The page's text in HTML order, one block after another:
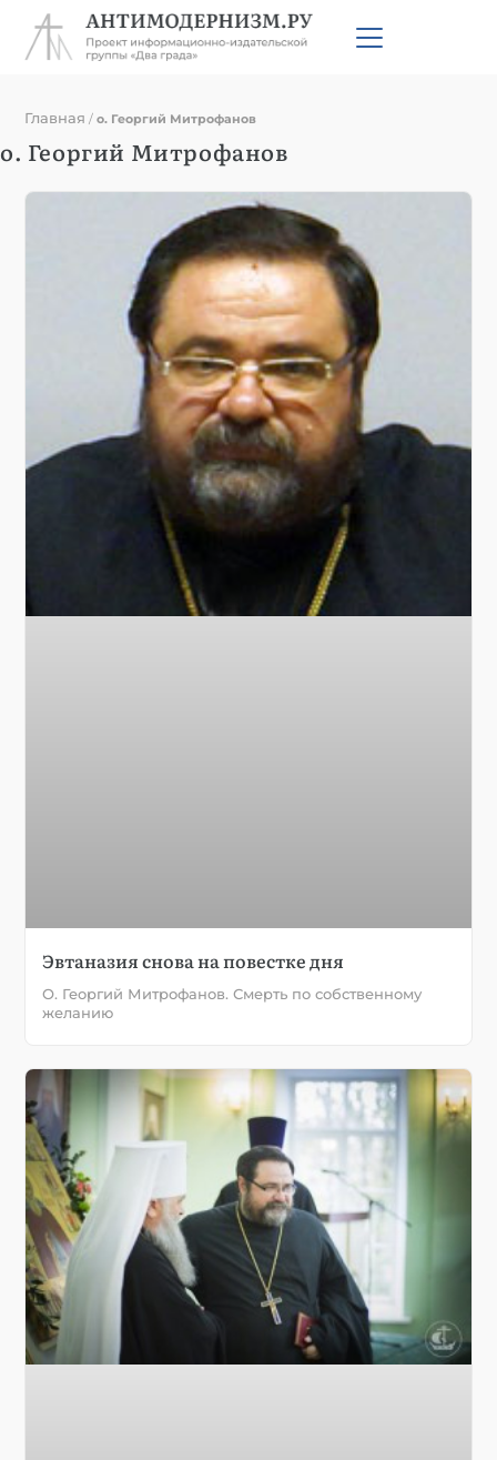
Главная /о. Георгий Митрофанов
о. Георгий Митрофанов
Эвтаназия снова на повестке дня
О. Георгий Митрофанов. Смерть по собственному
желанию